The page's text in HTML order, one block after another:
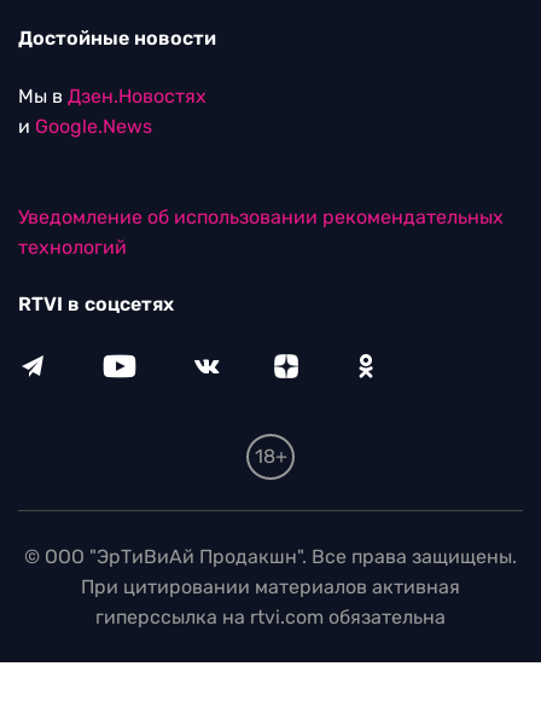
Достойные новости
Мы в Дзен.Новостях
и Google.News
Уведомление об использовании рекомендательных
технологий
RTVI в соцсетях
18+
© ООО "ЭрТиВиАй Продакшн". Все права защищены.
При цитировании материалов активная
гиперссылка на rtvi.com обязательна